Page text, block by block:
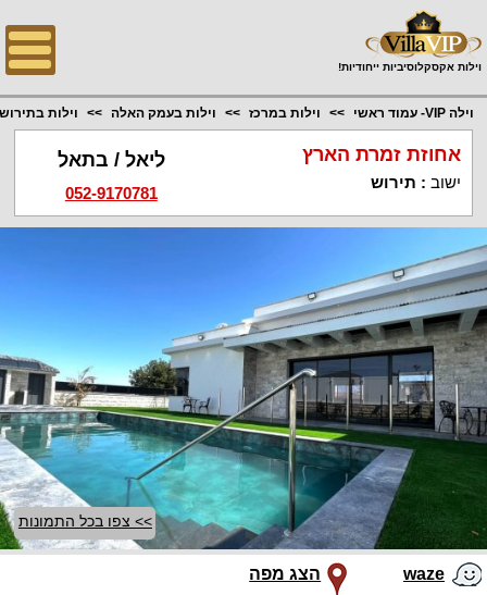
וילות אקסקלוסיביות ייחודיות!
וילה VIP- עמוד ראשי וילות במרכז וילות בעמק האלה וילות
אחוזת זמרת הארץ
ישוב : תירוש
ליאל / בתאל
052-9170781
>> צפו בכל התמונות
waze הצג מפה